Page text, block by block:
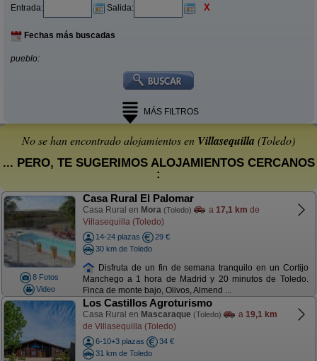
Entrada: Salida: X
Fechas más buscadas
pueblo:
MÁS FILTROS
No se han encontrado alojamientos en Villasequilla (Toledo)
... PERO, TE SUGERIMOS ALOJAMIENTOS CERCANOS
:
8 Fotos
Video
Casa Rural El Palomar
Casa Rural en Mora (Toledo) a 17,1 km de
Villasequilla (Toledo)
14-24 plazas
29 €
30 km de Toledo
Disfruta de un fin de semana tranquilo en un Cortijo
Manchego a 1 hora de Madrid y 20 minutos de Toledo.
Finca de monte bajo, Olivos, Almend ...
Los Castillos Agroturismo
Casa Rural en Mascaraque (Toledo) a 19,1 km
de Villasequilla (Toledo)
6-10+3 plazas
34 €
31 km de Toledo